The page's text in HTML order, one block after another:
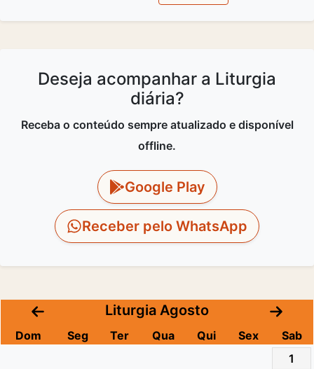
Deseja acompanhar a Liturgia
diária?
Receba o conteúdo sempre atualizado e disponível
offline.
Google Play
Receber pelo WhatsApp
Liturgia Agosto
Dom Seg Ter Qua Qui Sex
Sab
1